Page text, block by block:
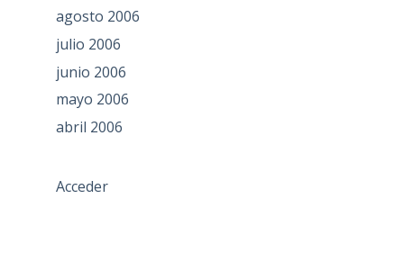
agosto 2006
julio 2006
junio 2006
mayo 2006
abril 2006
Acceder